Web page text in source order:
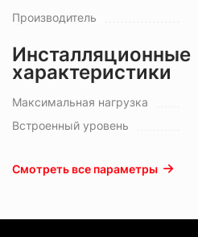
Производитель
Инсталляционные
характеристики
Максимальная нагрузка
Встроенный уровень
Смотреть все параметры